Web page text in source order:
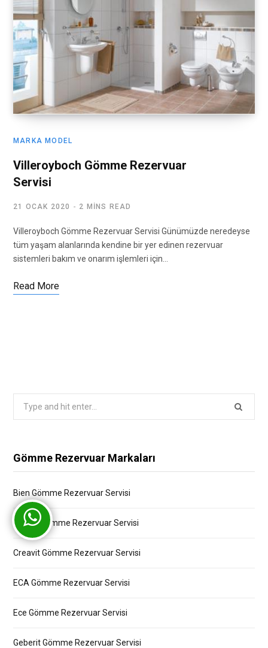
MARKA MODEL
Villeroyboch Gömme Rezervuar
Servisi
21 OCAK 2020 2 MINS READ
Villeroyboch Gömme Rezervuar Servisi Günümüzde neredeyse
tüm yaşam alanlarında kendine bir yer edinen rezervuar
sistemleri bakım ve onarım işlemleri için…
Read More
Gömme Rezervuar Markaları
Bien Gömme Rezervuar Servisi
Bocchi Gömme Rezervuar Servisi
Creavit Gömme Rezervuar Servisi
ECA Gömme Rezervuar Servisi
Ece Gömme Rezervuar Servisi
Geberit Gömme Rezervuar Servisi